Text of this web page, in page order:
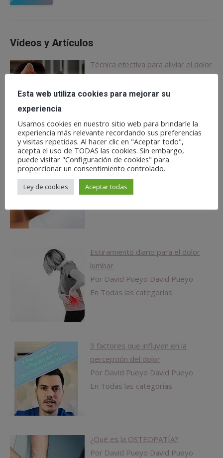
Vídeos y Artículos
Técnica efectiva para aliviar el dolor
Por David Pueyo David Pueyo
¿Qué te hace ser un buen
fisioterapeuta?
Por David Pueyo David Pueyo
Estiramiento diario para el dolor
lumbar
Por David Pueyo David Pueyo
En Todas las categorías
3 factores que influyen en la
percepción del dolor
Por David Pueyo David Pueyo
En Todas las categorías
¿Qué es la OSTEOPATÍA?
Por David Pueyo David Pueyo
Esta web utiliza cookies para mejorar su
experiencia
Usamos cookies en nuestro sitio web para brindarle la
experiencia más relevante recordando sus preferencias
y visitas repetidas. Al hacer clic en "Aceptar todo",
acepta el uso de TODAS las cookies. Sin embargo,
puede visitar "Configuración de cookies" para
proporcionar un consentimiento controlado.
Ley de cookies Aceptar todas